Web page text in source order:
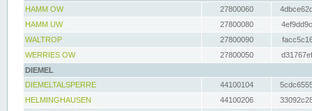
HAMM OW
27800060
HAMM UW
27800080
WALTROP
27800090
WERRIES OW
27800050
DIEMEL
DIEMELTALSPERRE
44100104
HELMINGHAUSEN
44100206